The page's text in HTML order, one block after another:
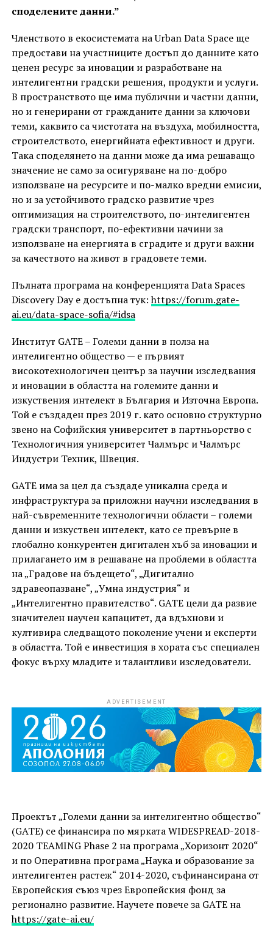
споделените данни.”
Членството в екосистемата на Urban Data Space ще
предостави на участниците достъп до данните като
ценен ресурс за иновации и разработване на
интелигентни градски решения, продукти и услуги.
В пространството ще има публични и частни данни,
но и генерирани от гражданите данни за ключови
теми, каквито са чистотата на въздуха, мобилността,
строителството, енергийната ефективност и други.
Така споделянето на данни може да има решаващо
значение не само за осигуряване на по-добро
използване на ресурсите и по-малко вредни емисии,
но и за устойчивото градско развитие чрез
оптимизация на строителството, по-интелигентен
градски транспорт, по-ефективни начини за
използване на енергията в сградите и други важни
за качеството на живот в градовете теми.
Пълната програма на конференцията Data Spaces
Discovery Day е достъпна тук:https://forum.gate-
ai.eu/data-space-sofia/#idsa
Институт GATE – Големи данни в полза на
интелигентно общество — е първият
високотехнологичен център за научни изследвания
и иновации в областта на големите данни и
изкуствения интелект в България и Източна Европа.
Той е създаден през 2019 г. като основно структурно
звено на Софийския университет в партньорство с
Технологичния университет Чалмърс и Чалмърс
Индустри Техник, Швеция.
GATE има за цел да създаде уникална среда и
инфраструктура за приложни научни изследвания в
най-съвременните технологични области – големи
данни и изкуствен интелект, като се превърне в
глобално конкурентен дигитален хъб за иновации и
прилагането им в решаване на проблеми в областта
на „Градове на бъдещето“, „Дигитално
здравеопазване“, „Умна индустрия“ и
„Интелигентно правителство“. GATE цели да развие
значителен научен капацитет, да вдъхнови и
култивира следващото поколение учени и експерти
в областта. Той е инвестиция в хората със специален
фокус върху младите и талантливи изследователи.
ADVERTISEMENT
Проектът „Големи данни за интелигентно общество“
(GATE) се финансира по мярката WIDESPREAD-2018-
2020 TEAMING Phase 2 на програма „Хоризонт 2020“
и по Оперативна програма „Наука и образование за
интелигентен растеж“ 2014-2020, съфинансирана от
Европейския съюз чрез Европейския фонд за
регионално развитие. Научете повече за GATE на
https://gate-ai.eu/